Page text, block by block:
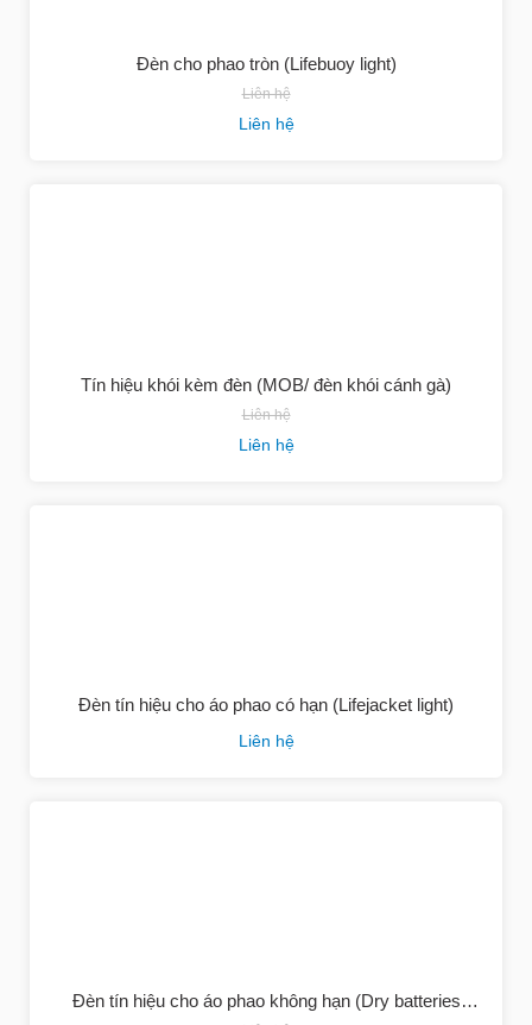
Đèn cho phao tròn (Lifebuoy light)
Liên hệ
Liên hệ
Tín hiệu khói kèm đèn (MOB/ đèn khói cánh gà)
Liên hệ
Liên hệ
Đèn tín hiệu cho áo phao có hạn (Lifejacket light)
Liên hệ
Đèn tín hiệu cho áo phao không hạn (Dry batteries